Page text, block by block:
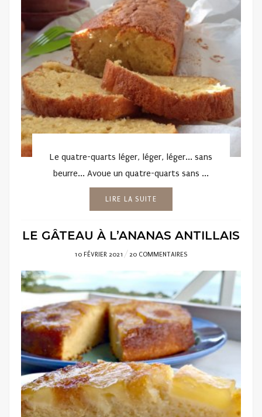
Le quatre-quarts léger, léger, léger... sans
beurre... Avoue un quatre-quarts sans ...
LIRE LA SUITE
LE GÂTEAU À L’ANANAS ANTILLAIS
POSTED
10 FÉVRIER 2021 20 COMMENTAIRES